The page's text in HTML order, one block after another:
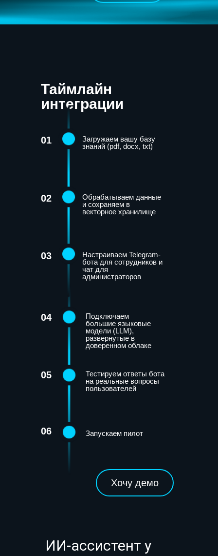
Таймлайн
интеграции
Подключаем
большие языковые
модели (LLM),
развернутые в
доверенном облаке
Тестируем ответы бота
на реальные вопросы
пользователей
Запускаем пилот
04
05
06
Загружаем вашу базу
знаний (pdf, docx, txt)
Обрабатываем данные
и сохраняем в
векторное хранилище
Настраиваем Telegram-
бота для сотрудников и
чат для
администраторов
01
02
03
Хочу демо
ИИ-ассистент у